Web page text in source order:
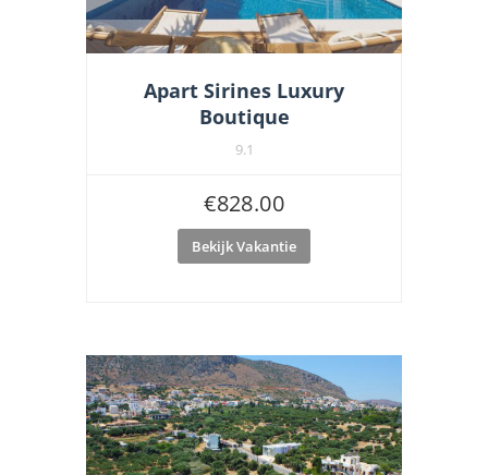
Apart Sirines Luxury
Boutique
9.1
€828.00
Bekijk Vakantie